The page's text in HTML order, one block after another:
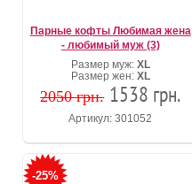
Парные кофты Любимая жена
- любимый муж (3)
Размер муж: XL
Размер жен: XL
2050 грн. 1538 грн.
Артикул: 301052
-25%